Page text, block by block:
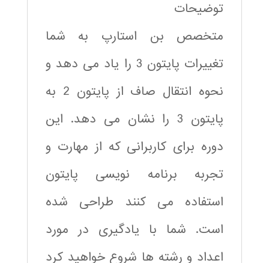
توضیحات
متخصص بن استارپ به شما
تغییرات پایتون 3 را یاد می دهد و
نحوه انتقال صاف از پایتون 2 به
پایتون 3 را نشان می دهد. این
دوره برای کاربرانی که از مهارت و
تجربه برنامه نویسی پایتون
استفاده می کنند طراحی شده
است. شما با یادگیری در مورد
اعداد و رشته ها شروع خواهید کرد